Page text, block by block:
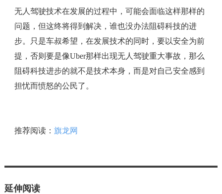
无人驾驶技术在发展的过程中，可能会面临这样那样的
问题，但这终将得到解决，谁也没办法阻碍科技的进
步。只是车叔希望，在发展技术的同时，要以安全为前
提，否则要是像Uber那样出现无人驾驶重大事故，那么
阻碍科技进步的就不是技术本身，而是对自己安全感到
担忧而愤怒的公民了。‍
推荐阅读： 旗龙网
延伸阅读